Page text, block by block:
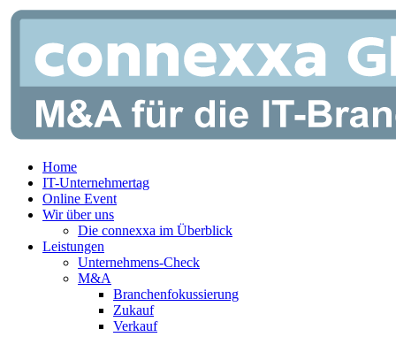
Zum
springen
Home
IT-Unternehmertag
Online Event
Wir über uns
Die connexxa im Überblick
Leistungen
Unternehmens-Check
M&A
Branchenfokussierung
Zukauf
Verkauf